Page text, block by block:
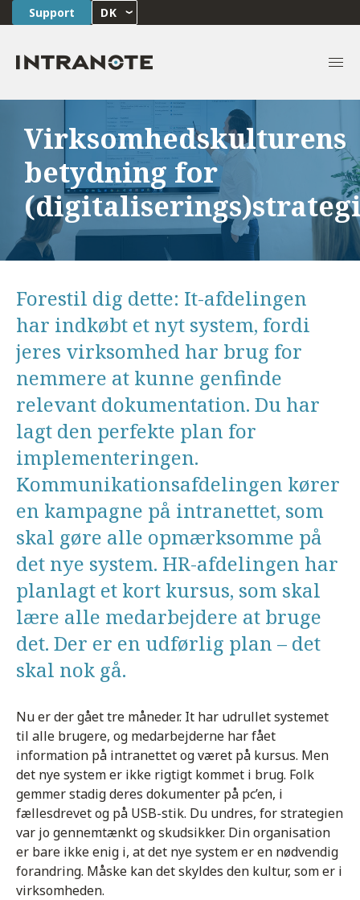
Support DK
Virksomhedskulturens
betydning for
Forestil dig dette: It-afdelingen
har indkøbt et nyt system, fordi
jeres virksomhed har brug for
nemmere at kunne genfinde
relevant dokumentation. Du har
lagt den perfekte plan for
implementeringen.
Kommunikationsafdelingen kører
en kampagne på intranettet, som
skal gøre alle opmærksomme på
det nye system. HR-afdelingen har
planlagt et kort kursus, som skal
lære alle medarbejdere at bruge
det. Der er en udførlig plan – det
skal nok gå.
Nu er der gået tre måneder. It har udrullet systemet
til alle brugere, og medarbejderne har fået
information på intranettet og været på kursus. Men
det nye system er ikke rigtigt kommet i brug. Folk
gemmer stadig deres dokumenter på pc’en, i
fællesdrevet og på USB-stik. Du undres, for strategien
var jo gennemtænkt og skudsikker. Din organisation
er bare ikke enig i, at det nye system er en nødvendig
forandring. Måske kan det skyldes den kultur, som er i
virksomheden.